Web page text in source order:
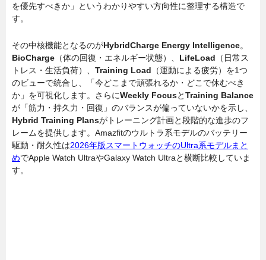
を優先すべきか」というわかりやすい方向性に整理する構造で
す。
その中核機能となるのがHybridCharge Energy Intelligence。
BioCharge （体の回復・エネルギー状態）、 LifeLoad （日常ス
トレス・生活負荷）、 Training Load （運動による疲労）を1つ
のビューで統合し、「今どこまで頑張れるか・どこで休むべき
か」を可視化します。さらにWeekly FocusとTraining Balance
が「筋力・持久力・回復」のバランスが偏っていないかを示し、
Hybrid Training Plansがトレーニング計画と段階的な進歩のフ
レームを提供します。Amazfitのウルトラ系モデルのバッテリー
駆動・耐久性は2026年版スマートウォッチのUltra系モデルまと
めでApple Watch UltraやGalaxy Watch Ultraと横断比較していま
す。